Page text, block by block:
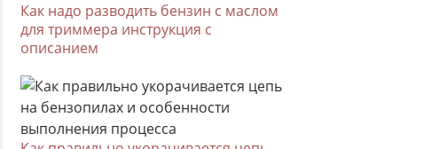
Как надо разводить бензин с маслом
для триммера инструкция с
описанием